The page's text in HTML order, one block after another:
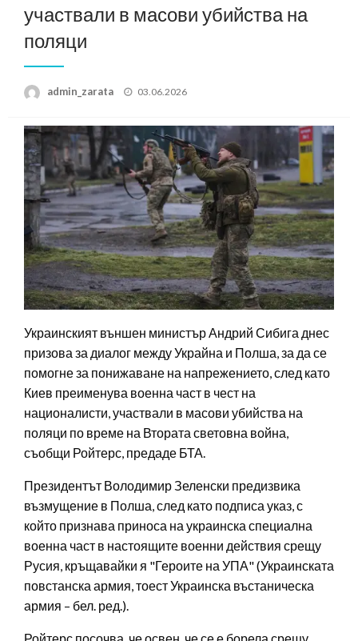
участвали в масови убийства на
поляци
admin_zarata
Posted
03.06.2026
Украинският външен министър Андрий Сибига днес
призова за диалог между Украйна и Полша, за да се
помогне за понижаване на напрежението, след като
Киев преименува военна част в чест на
националисти, участвали в масови убийства на
поляци по време на Втората световна война,
съобщи Ройтерс, предаде БТА.
Президентът Володимир Зеленски предизвика
възмущение в Полша, след като подписа указ, с
който признава приноса на украинска специална
военна част в настоящите военни действия срещу
Русия, кръщавайки я "Героите на УПА" (Украинската
повстанска армия, тоест Украинска въстаническа
армия – бел. ред.).